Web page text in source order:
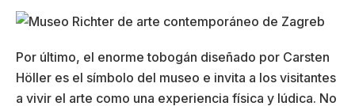
Por último, el enorme tobogán diseñado por Carsten
Höller es el símbolo del museo e invita a los visitantes
a vivir el arte como una experiencia física y lúdica. No